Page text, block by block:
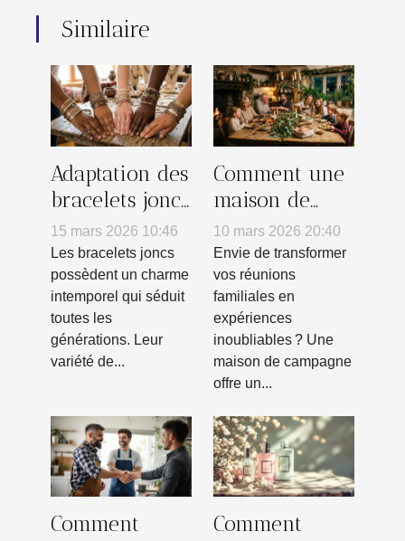
Similaire
Adaptation des
bracelets joncs
aux diverses
personnalités
15 mars 2026 10:46
Les bracelets joncs
possèdent un charme
intemporel qui séduit
toutes les
générations. Leur
variété de...
Comment une
maison de
campagne
peut
transformer
vos réunions
familiales ?
10 mars 2026 20:40
Envie de transformer
vos réunions
familiales en
expériences
inoubliables ? Une
maison de campagne
offre un...
Comment
Comment